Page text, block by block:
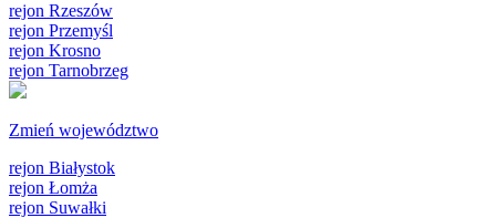
rejon Rzeszów
rejon Przemyśl
rejon Krosno
rejon Tarnobrzeg
Zmień województwo
rejon Białystok
rejon Łomża
rejon Suwałki